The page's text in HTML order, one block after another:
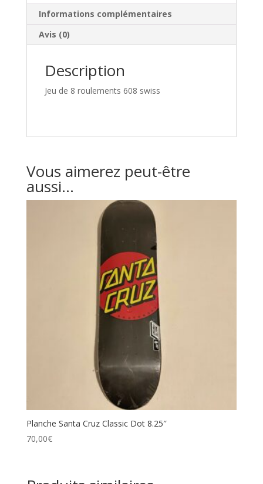
Informations complémentaires
Avis (0)
Description
Jeu de 8 roulements 608 swiss
Vous aimerez peut-être
aussi…
Planche Santa Cruz Classic Dot 8.25″
70,00€